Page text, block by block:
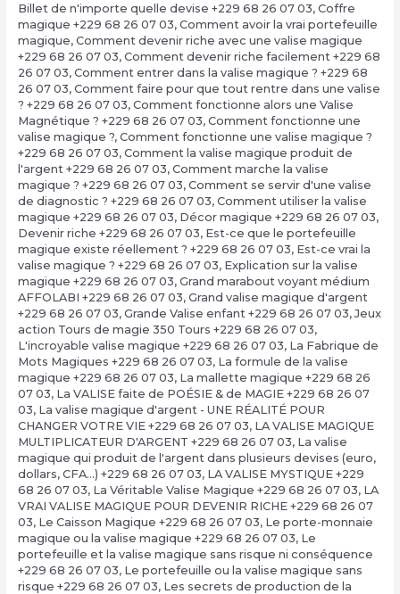
Billet de n'importe quelle devise +229 68 26 07 03, Coffre
magique +229 68 26 07 03, Comment avoir la vrai portefeuille
magique, Comment devenir riche avec une valise magique
+229 68 26 07 03, Comment devenir riche facilement +229 68
26 07 03, Comment entrer dans la valise magique ? +229 68
26 07 03, Comment faire pour que tout rentre dans une valise
? +229 68 26 07 03, Comment fonctionne alors une Valise
Magnétique ? +229 68 26 07 03, Comment fonctionne une
valise magique ?, Comment fonctionne une valise magique ?
+229 68 26 07 03, Comment la valise magique produit de
l'argent +229 68 26 07 03, Comment marche la valise
magique ? +229 68 26 07 03, Comment se servir d'une valise
de diagnostic ? +229 68 26 07 03, Comment utiliser la valise
magique +229 68 26 07 03, Décor magique +229 68 26 07 03,
Devenir riche +229 68 26 07 03, Est-ce que le portefeuille
magique existe réellement ? +229 68 26 07 03, Est-ce vrai la
valise magique ? +229 68 26 07 03, Explication sur la valise
magique +229 68 26 07 03, Grand marabout voyant médium
AFFOLABI +229 68 26 07 03, Grand valise magique d'argent
+229 68 26 07 03, Grande Valise enfant +229 68 26 07 03, Jeux
action Tours de magie 350 Tours +229 68 26 07 03,
L'incroyable valise magique +229 68 26 07 03, La Fabrique de
Mots Magiques +229 68 26 07 03, La formule de la valise
magique +229 68 26 07 03, La mallette magique +229 68 26
07 03, La VALISE faite de POÉSIE & de MAGIE +229 68 26 07
03, La valise magique d'argent - UNE RÉALITÉ POUR
CHANGER VOTRE VIE +229 68 26 07 03, LA VALISE MAGIQUE
MULTIPLICATEUR D'ARGENT +229 68 26 07 03, La valise
magique qui produit de l'argent dans plusieurs devises (euro,
dollars, CFA…) +229 68 26 07 03, LA VALISE MYSTIQUE +229
68 26 07 03, La Véritable Valise Magique +229 68 26 07 03, LA
VRAI VALISE MAGIQUE POUR DEVENIR RICHE +229 68 26 07
03, Le Caisson Magique +229 68 26 07 03, Le porte-monnaie
magique ou la valise magique +229 68 26 07 03, Le
portefeuille et la valise magique sans risque ni conséquence
+229 68 26 07 03, Le portefeuille ou la valise magique sans
risque +229 68 26 07 03, Les secrets de production de la